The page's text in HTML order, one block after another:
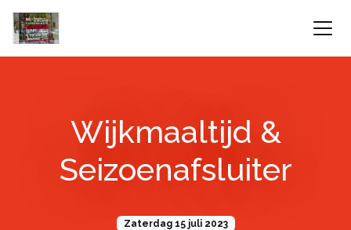
Wijkmaaltijd &
Seizoenafsluiter
Zaterdag 15 juli 2023